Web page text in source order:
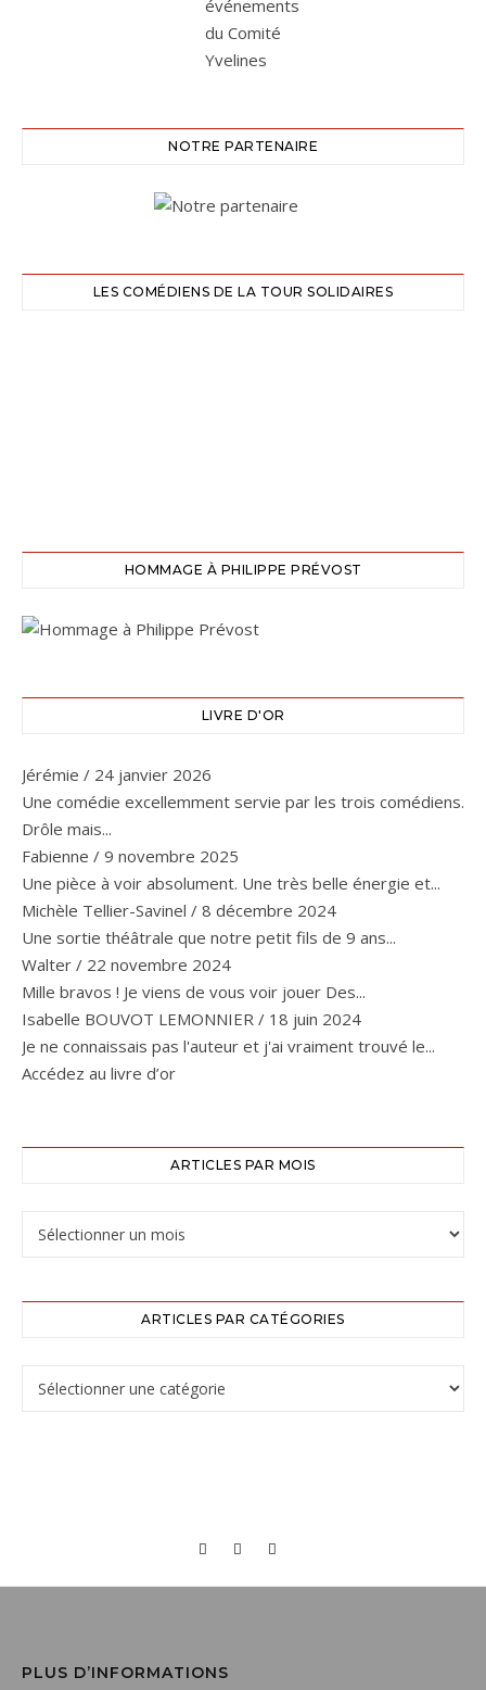
NOTRE PARTENAIRE
LES COMÉDIENS DE LA TOUR SOLIDAIRES
HOMMAGE À PHILIPPE PRÉVOST
LIVRE D'OR
Jérémie / 24 janvier 2026
Une comédie excellemment servie par les trois comédiens.
Drôle mais...
Fabienne / 9 novembre 2025
Une pièce à voir absolument. Une très belle énergie et...
Michèle Tellier-Savinel / 8 décembre 2024
Une sortie théâtrale que notre petit fils de 9 ans...
Walter / 22 novembre 2024
Mille bravos ! Je viens de vous voir jouer Des...
Isabelle BOUVOT LEMONNIER / 18 juin 2024
Je ne connaissais pas l'auteur et j'ai vraiment trouvé le...
Accédez au livre d’or
ARTICLES PAR MOIS
ARTICLES PAR CATÉGORIES
PLUS D’INFORMATIONS